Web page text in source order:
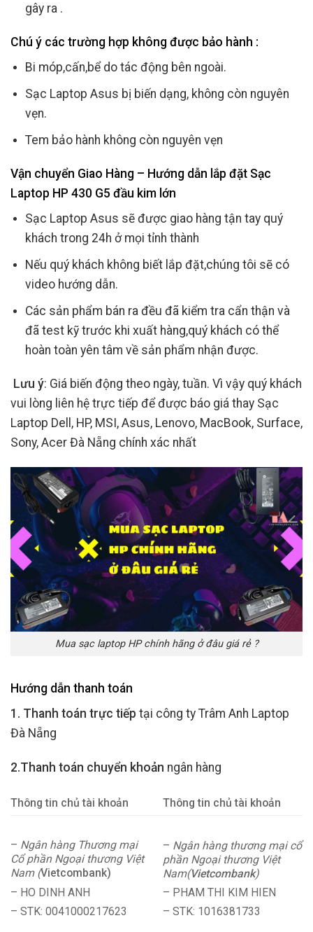
gây ra .
Chú ý các trường hợp không được bảo hành :
Bi móp,cấn,bể do tác động bên ngoài.
Sạc Laptop Asus bị biến dạng, không còn nguyên
vẹn.
Tem bảo hành không còn nguyên vẹn
Vận chuyển Giao Hàng – Hướng dẫn lắp đặt Sạc
Laptop HP 430 G5 đầu kim lớn
Sạc Laptop Asus sẽ được giao hàng tận tay quý
khách trong 24h ở mọi tỉnh thành
Nếu quý khách không biết lắp đặt,chúng tôi sẽ có
video hướng dẫn.
Các sản phẩm bán ra đều đã kiểm tra cẩn thận và
đã test kỹ trước khi xuất hàng,quý khách có thể
hoàn toàn yên tâm về sản phẩm nhận được.
Lưu ý: Giá biến động theo ngày, tuần. Vì vậy quý khách
vui lòng liên hệ trực tiếp để được báo giá thay Sạc
Laptop Dell, HP, MSI, Asus, Lenovo, MacBook, Surface,
Sony, Acer Đà Nẵng chính xác nhất
Mua sạc laptop HP chính hãng ở đâu giá rẻ ?
Hướng dẫn thanh toán
1. Thanh toán trực tiếp tại công ty Trâm Anh Laptop
Đà Nẵng
2.Thanh toán chuyển khoản ngân hàng
Thông tin chủ tài khoản Thông tin chủ tài khoản
– Ngân hàng Thương mại
Cổ phần Ngoại thương Việt
Nam (Vietcombank)
– HO DINH ANH
– STK: 0041000217623
– Ngân hàng thương mại cổ
phần Ngoại thương Việt
Nam(Vietcombank)
– PHAM THI KIM HIEN
– STK: 1016381733